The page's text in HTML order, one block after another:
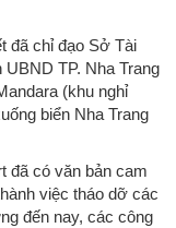
đã chỉ đạo Sở Tài
TP. Nha Trang
(khu nghỉ
biển Nha Trang
đã có văn bản cam
việc tháo dỡ các
đến nay, các công